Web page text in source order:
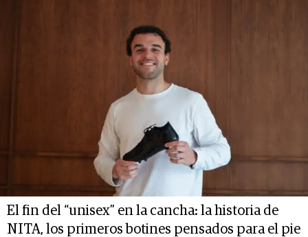
El fin del “unisex” en la cancha: la historia de
NITA, los primeros botines pensados para el pie